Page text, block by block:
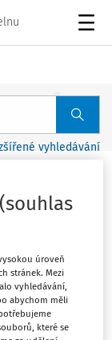
vyhledávání
vztazích a v
přehlížíme. Jak
úroveň
stránek. Mezi
vyhledávání,
abychom měli
které se